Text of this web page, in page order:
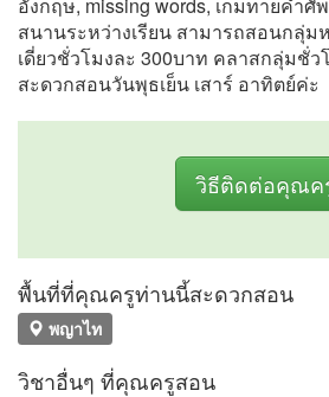
สนานระหว่างเรียน สามารถสอนกลุ่ม
เดี่ยวชั่วโมงละ 300บาท คลาสกลุ่มชั่ว
สะดวกสอนวันพุธเย็น เสาร์ อาทิตย์ค่ะ
วิธีติดต่อคุณค
พื้นที่ที่คุณครูท่านนี้สะดวกสอน
พญาไท
วิชาอื่นๆ ที่คุณครูสอน